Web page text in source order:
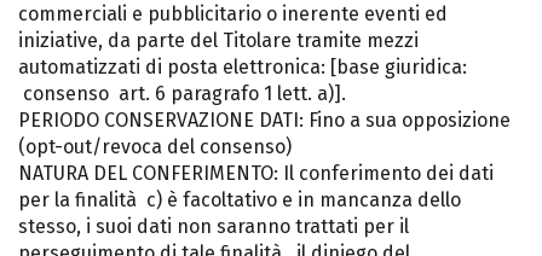
commerciali e pubblicitario o inerente eventi ed
iniziative, da parte del Titolare tramite mezzi
automatizzati di posta elettronica: [base giuridica:
consenso art. 6 paragrafo 1 lett. a)].
PERIODO CONSERVAZIONE DATI: Fino a sua opposizione
(opt-out/revoca del consenso)
NATURA DEL CONFERIMENTO: Il conferimento dei dati
per la finalità c) è facoltativo e in mancanza dello
stesso, i suoi dati non saranno trattati per il